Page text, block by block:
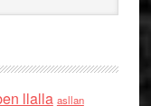
llalla asllan